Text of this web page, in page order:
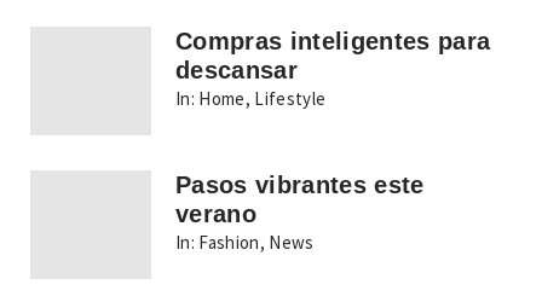
Compras inteligentes para
descansar
In: Home, Lifestyle
Pasos vibrantes este
verano
In: Fashion, News